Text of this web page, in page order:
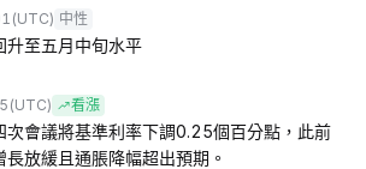
(UTC) 中性
升至五月中旬水平
(UTC) 看漲
次會議將基準利率下調0.25個百分點，此前
放緩且通脹降幅超出預期。